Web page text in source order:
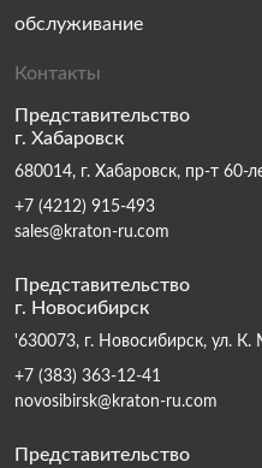
обслуживание
Контакты
Представительство
г. Хабаровск
680014, г. Хабаровск, пр-т 60-
+7 (4212) 915-493
sales@kraton-ru.com
Представительство
г. Новосибирск
'630073, г. Новосибирск, ул.
+7 (383) 363-12-41
novosibirsk@kraton-ru.com
Представительство